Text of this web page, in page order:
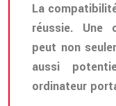
La
réussie. Une
peut non
aussi
ordinateur